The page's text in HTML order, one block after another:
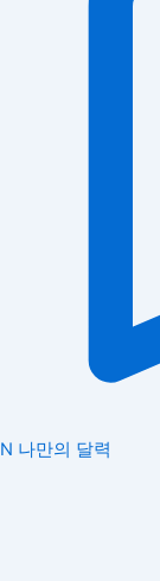
N 나만의 달력